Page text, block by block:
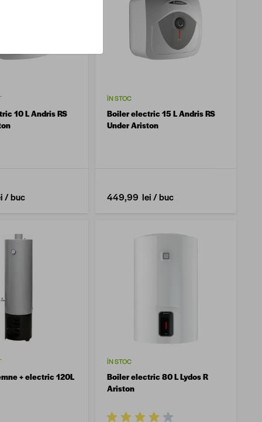
10 L Andris RS
/ buc
ÎN STOC
Boiler electric 15 L Andris RS
Under Ariston
449,99 lei/ buc
+ electric 120L
ÎN STOC
Boiler electric 80 L Lydos R
Ariston